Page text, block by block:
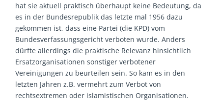
hat sie aktuell praktisch überhaupt keine Bedeutung, da
es in der Bundesrepublik das letzte mal 1956 dazu
gekommen ist, dass eine Partei (die KPD) vom
Bundesverfassungsgericht verboten wurde. Anders
dürfte allerdings die praktische Relevanz hinsichtlich
Ersatzorganisationen sonstiger verbotener
Vereinigungen zu beurteilen sein. So kam es in den
letzten Jahren z.B. vermehrt zum Verbot von
rechtsextremen oder islamistischen Organisationen.